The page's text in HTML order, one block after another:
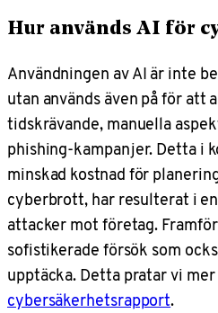
Hur används AI för
Användningen av AI är inte
utan används även på för att
tidskrävande, manuella
phishing-kampanjer. Detta i
minskad kostnad för
cyberbrott, har resulterat i
attacker mot företag.
sofistikerade försök som
upptäcka. Detta pratar vi
cybersäkerhetsrapport.